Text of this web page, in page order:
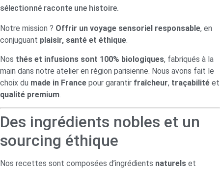
sélectionné raconte une histoire.
Notre mission ? Offrir un voyage sensoriel responsable, en
conjuguant plaisir, santé et éthique.
Nos thés et infusions sont 100% biologiques, fabriqués à la
main dans notre atelier en région parisienne. Nous avons fait le
choix du made in France pour garantir fraîcheur, traçabilité et
qualité premium.
Des ingrédients nobles et un
sourcing éthique
Nos recettes sont composées d’ingrédients naturels et